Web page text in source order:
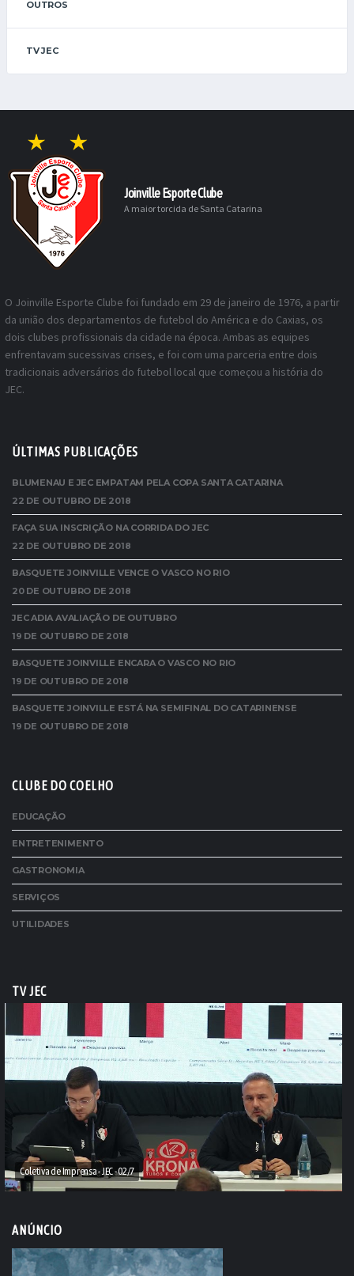
OUTROS
TV JEC
Joinville Esporte Clube
A maior torcida de Santa Catarina
O Joinville Esporte Clube foi fundado em 29 de janeiro de 1976, a partir
da união dos departamentos de futebol do América e do Caxias, os
dois clubes profissionais da cidade na época. Ambas as equipes
enfrentavam sucessivas crises, e foi com uma parceria entre dois
tradicionais adversários do futebol local que começou a história do
JEC.
ÚLTIMAS PUBLICAÇÕES
BLUMENAU E JEC EMPATAM PELA COPA SANTA CATARINA
22 DE OUTUBRO DE 2018
FAÇA SUA INSCRIÇÃO NA CORRIDA DO JEC
22 DE OUTUBRO DE 2018
BASQUETE JOINVILLE VENCE O VASCO NO RIO
20 DE OUTUBRO DE 2018
JEC ADIA AVALIAÇÃO DE OUTUBRO
19 DE OUTUBRO DE 2018
BASQUETE JOINVILLE ENCARA O VASCO NO RIO
19 DE OUTUBRO DE 2018
BASQUETE JOINVILLE ESTÁ NA SEMIFINAL DO CATARINENSE
19 DE OUTUBRO DE 2018
CLUBE DO COELHO
EDUCAÇÃO
ENTRETENIMENTO
GASTRONOMIA
SERVIÇOS
UTILIDADES
TV JEC
Coletiva de Imprensa - JEC - 02/7
ANÚNCIO